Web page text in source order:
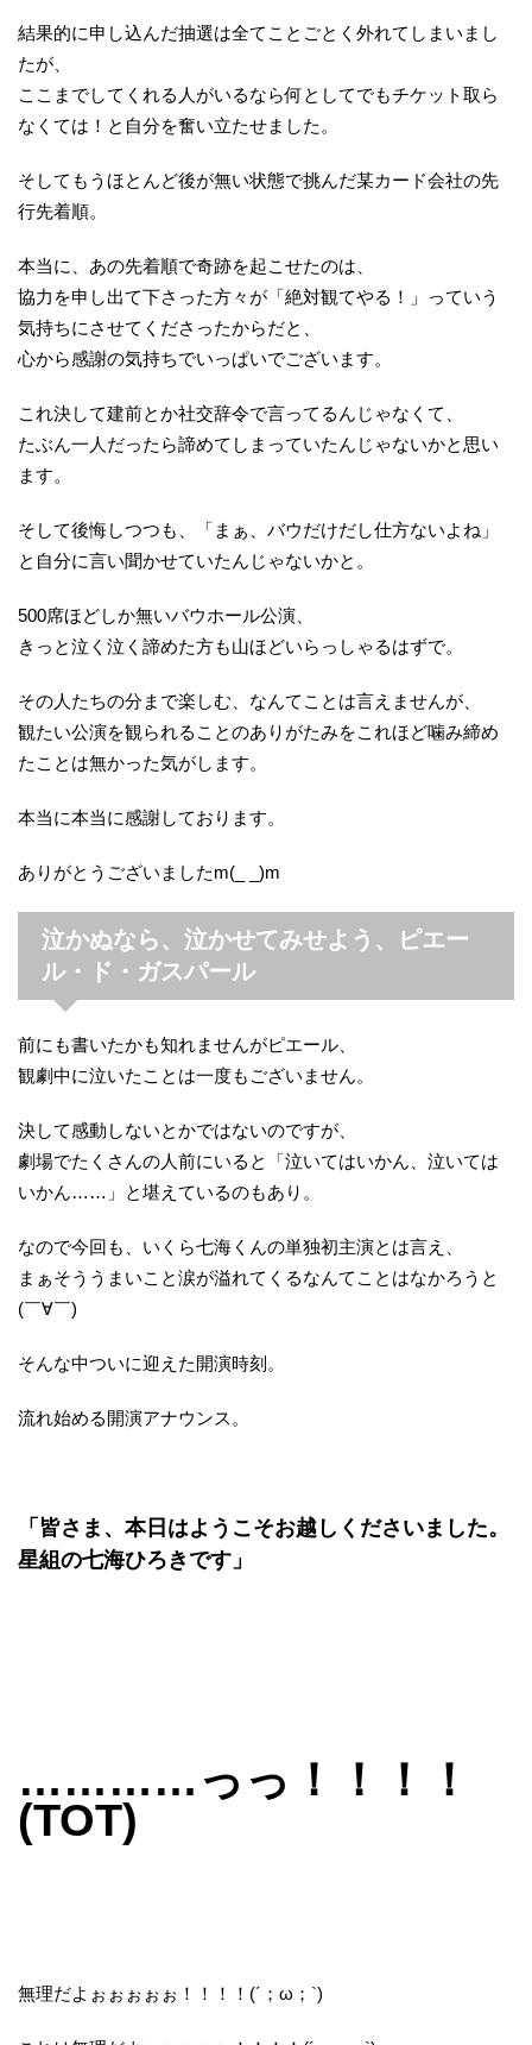
結果的に申し込んだ抽選は全てことごとく外れてしまいまし
たが、
ここまでしてくれる人がいるなら何としてでもチケット取ら
なくては！と自分を奮い立たせました。
そしてもうほとんど後が無い状態で挑んだ某カード会社の先
行先着順。
本当に、あの先着順で奇跡を起こせたのは、
協力を申し出て下さった方々が「絶対観てやる！」っていう
気持ちにさせてくださったからだと、
心から感謝の気持ちでいっぱいでございます。
これ決して建前とか社交辞令で言ってるんじゃなくて、
たぶん一人だったら諦めてしまっていたんじゃないかと思い
ます。
そして後悔しつつも、「まぁ、バウだけだし仕方ないよね」
と自分に言い聞かせていたんじゃないかと。
500席ほどしか無いバウホール公演、
きっと泣く泣く諦めた方も山ほどいらっしゃるはずで。
その人たちの分まで楽しむ、なんてことは言えませんが、
観たい公演を観られることのありがたみをこれほど噛み締め
たことは無かった気がします。
本当に本当に感謝しております。
ありがとうございましたm(_ _)m
泣かぬなら、泣かせてみせよう、ピエー
ル・ド・ガスパール
前にも書いたかも知れませんがピエール、
観劇中に泣いたことは一度もございません。
決して感動しないとかではないのですが、
劇場でたくさんの人前にいると「泣いてはいかん、泣いては
いかん……」と堪えているのもあり。
なので今回も、いくら七海くんの単独初主演とは言え、
まぁそううまいこと涙が溢れてくるなんてことはなかろうと
(￣∀￣)
そんな中ついに迎えた開演時刻。
流れ始める開演アナウンス。
「皆さま、本日はようこそお越しくださいました。
星組の七海ひろきです」
…………っっ！！！！
(TOT)
無理だよぉぉぉぉぉ！！！！(´；ω；`)